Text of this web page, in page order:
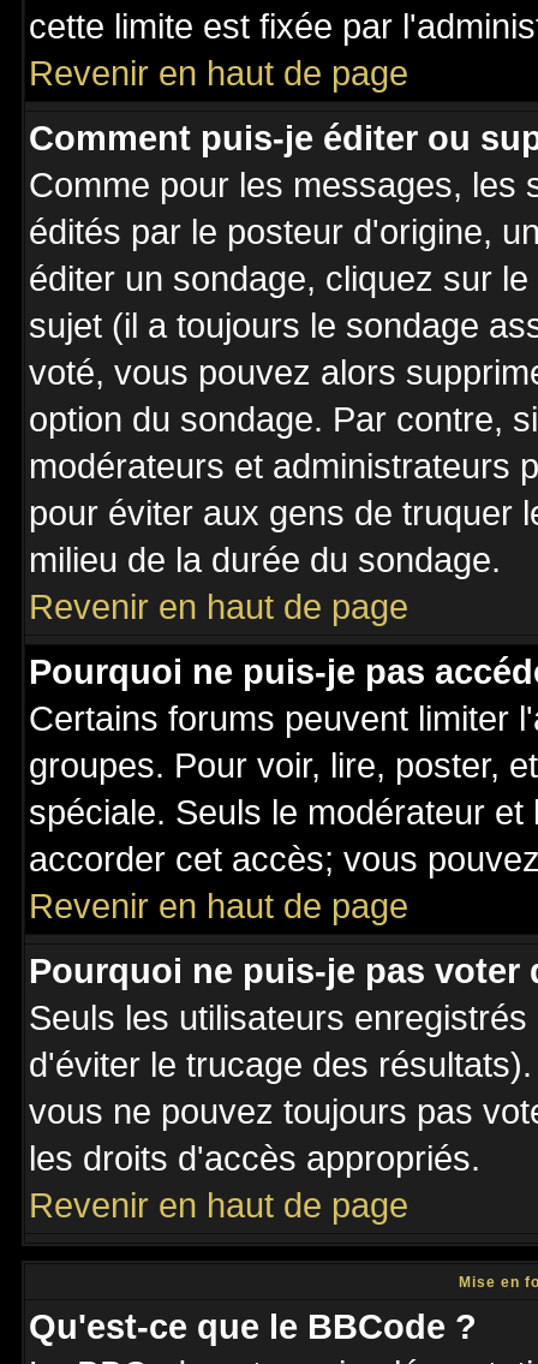
cette limite est fixée par
Revenir en haut de page
Comment puis-je éditer ou
Comme pour les messages, les
édités par le posteur d'origine,
éditer un sondage, cliquez sur
sujet (il a toujours le sondage
voté, vous pouvez alors
option du sondage. Par contre,
modérateurs et administrateurs
pour éviter aux gens de truquer
milieu de la durée du sondage.
Revenir en haut de page
Pourquoi ne puis-je pas
Certains forums peuvent limiter
groupes. Pour voir, lire, poster,
spéciale. Seuls le modérateur
accorder cet accès; vous
Revenir en haut de page
Pourquoi ne puis-je pas voter
Seuls les utilisateurs
d'éviter le trucage des
vous ne pouvez toujours pas
les droits d'accès appropriés.
Revenir en haut de page
Mise en
Qu'est-ce que le BBCode ?